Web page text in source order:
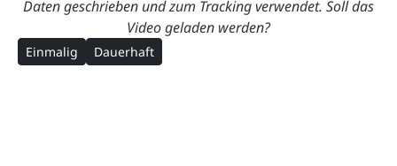
Daten geschrieben und zum Tracking verwendet. Soll das
Video geladen werden?
Einmalig Dauerhaft